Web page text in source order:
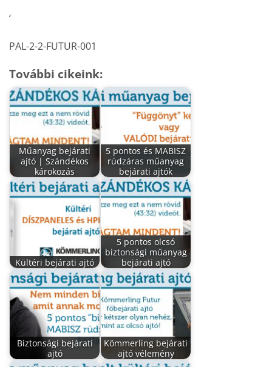
‘
PAL-2-2-FUTUR-001
További cikeink:
Műanyag bejárati
ajtó | Szándékos
károkozás
5 pontos és MABISZ
rúdzáras műanyag
bejárati ajtók
Kültéri bejárati ajtó
5 pontos olcsó
biztonsági műanyag
bejárati ajtó
Biztonsági bejárati
ajtó
Kömmerling bejárati
ajtó vélemény